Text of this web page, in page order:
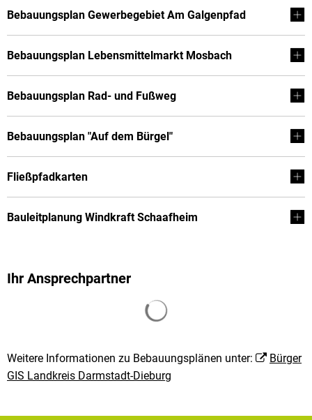
Bebauungsplan Gewerbegebiet Am Galgenpfad
Bebauungsplan Lebensmittelmarkt Mosbach
Bebauungsplan Rad- und Fußweg
Bebauungsplan "Auf dem Bürgel"
Fließpfadkarten
Bauleitplanung Windkraft Schaafheim
Ihr Ansprechpartner
Weitere Informationen zu Bebauungsplänen unter:
Bürger
GIS Landkreis Darmstadt-Dieburg